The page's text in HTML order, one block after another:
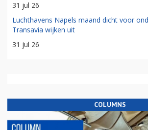
31 jul 26
Luchthavens Napels maand dicht voor
Transavia wijken uit
31 jul 26
COLUMNS